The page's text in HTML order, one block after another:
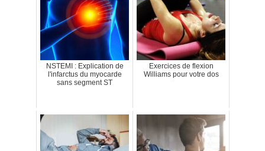
NSTEMI : Explication de
l'infarctus du myocarde
sans segment ST
Exercices de flexion
Williams pour votre dos